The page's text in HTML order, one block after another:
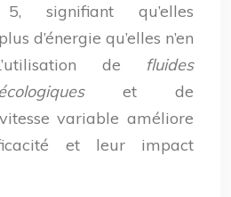
signifiant qu’elles
d’énergie qu’elles n’en
de fluides
et de
variable améliore
et leur impact